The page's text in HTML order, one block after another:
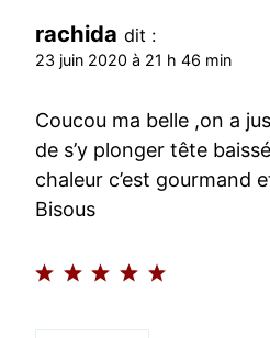
rachida dit :
23 juin 2020 à 21 h 46 min
Coucou ma belle ,on a
de s’y plonger tête
chaleur c’est gourmand
Bisous